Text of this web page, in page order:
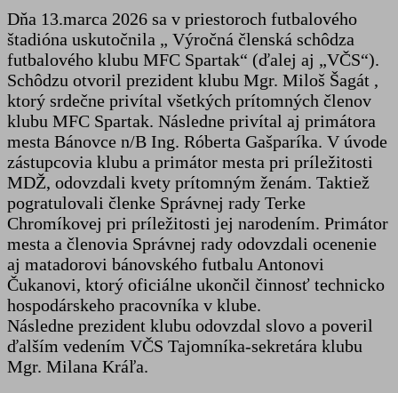
Dňa 13.marca 2026 sa v priestoroch futbalového
štadióna uskutočnila „ Výročná členská schôdza
futbalového klubu MFC Spartak“ (ďalej aj „VČS“).
Schôdzu otvoril prezident klubu Mgr. Miloš Šagát ,
ktorý srdečne privítal všetkých prítomných členov
klubu MFC Spartak. Následne privítal aj primátora
mesta Bánovce n/B Ing. Róberta Gašparíka. V úvode
zástupcovia klubu a primátor mesta pri príležitosti
MDŽ, odovzdali kvety prítomným ženám. Taktiež
pogratulovali členke Správnej rady Terke
Chromíkovej pri príležitosti jej narodením. Primátor
mesta a členovia Správnej rady odovzdali ocenenie
aj matadorovi bánovského futbalu Antonovi
Čukanovi, ktorý oficiálne ukončil činnosť technicko
hospodárskeho pracovníka v klube.
Následne prezident klubu odovzdal slovo a poveril
ďalším vedením VČS Tajomníka-sekretára klubu
Mgr. Milana Kráľa.